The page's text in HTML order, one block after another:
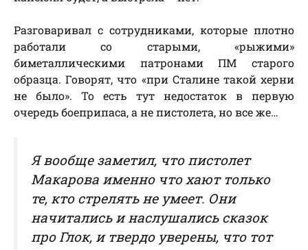
Разговаривал с сотрудниками, которые плотно
работали со старыми, «рыжими»
биметаллическими патронами ПМ старого
образца. Говорят, что «при Сталине такой херни
не было». То есть тут недостаток в первую
очередь боеприпаса, а не пистолета, но все же…
Я вообще заметил, что пистолет
Макарова именно что хают только
те, кто стрелять не умеет. Они
начитались и наслушались сказок
про Глок, и твердо уверены, что тот